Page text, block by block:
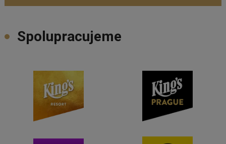
Spolupracujeme